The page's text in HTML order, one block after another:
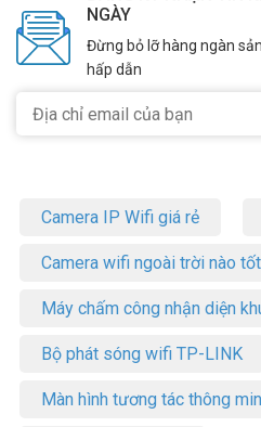
NGÀY
Đừng bỏ lỡ hàng ngàn
hấp dẫn
Camera IP Wifi giá rẻ
Camera wifi ngoài trời nào tốt
Máy chấm công nhận diện
Bộ phát sóng wifi TP-LINK
Màn hình tương tác thông